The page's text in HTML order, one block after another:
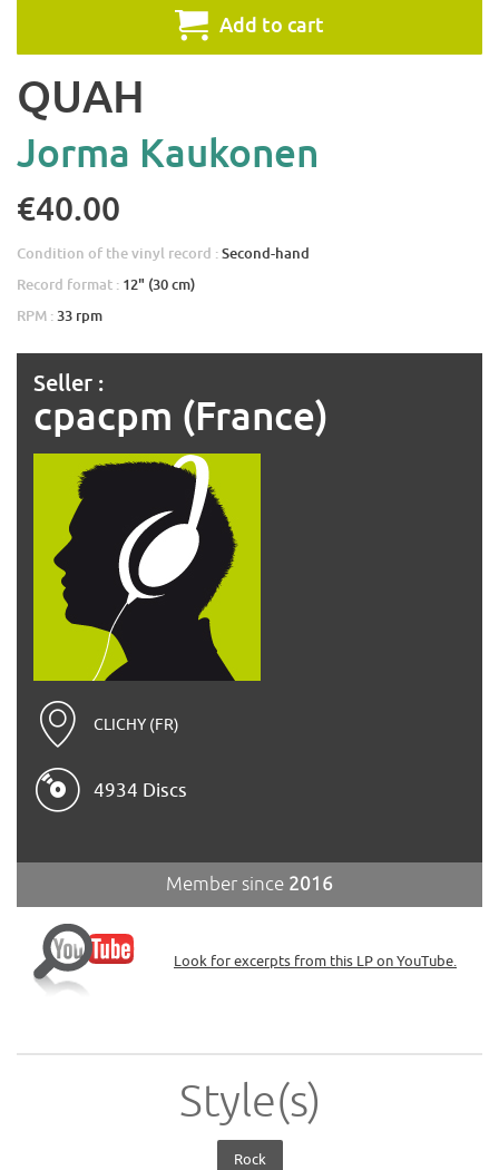
Add to cart
QUAH
Jorma Kaukonen
€40.00
Condition of the vinyl record :Second-hand
Record format : 12" (30 cm)
RPM : 33 rpm
Seller :
cpacpm (France)
CLICHY (FR)
4934 Discs
Member since 2016
Look for excerpts from this LP on YouTube.
Style(s)
Rock